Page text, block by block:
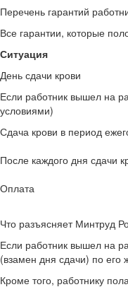
Перечень гарантий
Все гарантии, которые
Ситуация
День сдачи крови
Если работник вышел на
условиями)
Сдача крови в период
После каждого дня сдачи
Оплата
Что разъясняет Минтруд
Если работник вышел на
(взамен дня сдачи) по его
Кроме того, работнику